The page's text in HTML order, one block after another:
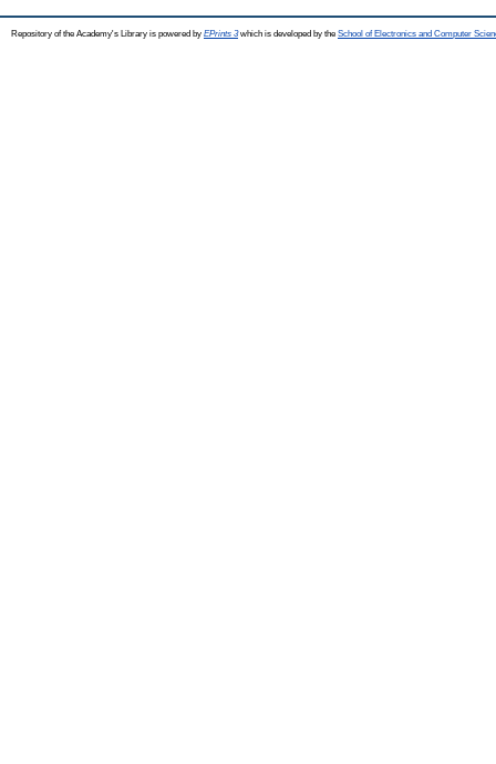
Repository of the Academy's Library is powered by EPrints 3which is developed by the School of Electronics and Computer